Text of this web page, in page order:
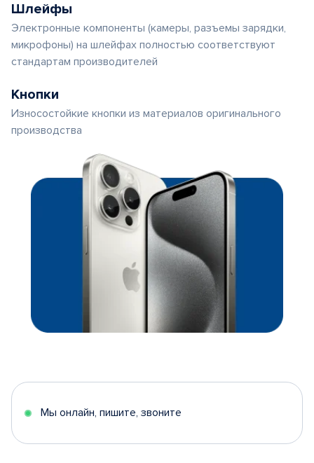
Шлейфы
Электронные компоненты (камеры, разъемы зарядки,
микрофоны) на шлейфах полностью соответствуют
стандартам производителей
Кнопки
Износостойкие кнопки из материалов оригинального
производства
Мы онлайн, пишите, звоните